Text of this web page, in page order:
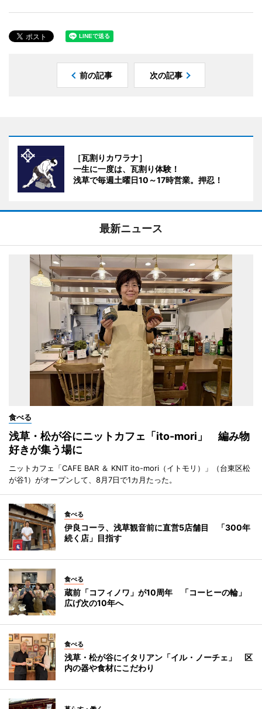
前の記事 次の記事
［瓦割りカワラナ］
一生に一度は、瓦割り体験！
浅草で毎週土曜日10～17時営業。押忍！
最新ニュース
食べる
浅草・松が谷にニットカフェ「ito-mori」 編み物
好きが集う場に
ニットカフェ「CAFE BAR ＆ KNIT ito-mori（イトモリ）」（台東区松
が谷1）がオープンして、8月7日で1カ月たった。
食べる
伊良コーラ、浅草観音前に直営5店舗目 「300年
続く店」目指す
食べる
蔵前「コフィノワ」が10周年 「コーヒーの輪」
広げ次の10年へ
食べる
浅草・松が谷にイタリアン「イル・ノーチェ」 区
内の器や食材にこだわり